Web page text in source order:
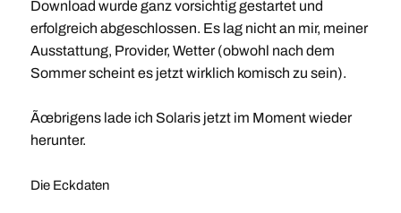
Download wurde ganz vorsichtig gestartet und
erfolgreich abgeschlossen. Es lag nicht an mir, meiner
Ausstattung, Provider, Wetter (obwohl nach dem
Sommer scheint es jetzt wirklich komisch zu sein).
Ãœbrigens lade ich Solaris jetzt im Moment wieder
herunter.
Die Eckdaten